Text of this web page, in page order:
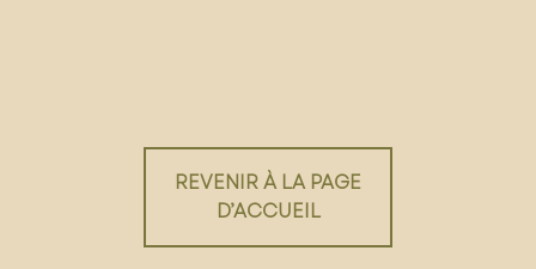
REVENIR À LA PAGE
D’ACCUEIL